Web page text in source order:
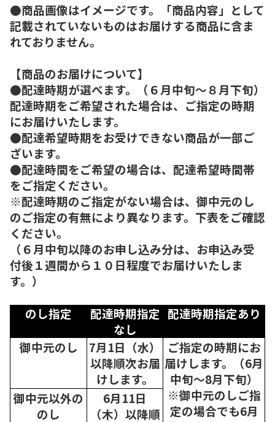
●商品画像はイメージです。「商品内容」として
記載されていないものはお届けする商品に含ま
れておりません。
【商品のお届けについて】
●配達時期が選べます。（６月中旬～８月下旬）
配達時期をご希望された場合は、ご指定の時期
にお届けいたします。
●配達希望時期をお受けできない商品が一部ご
ざいます。
●配達時間をご希望の場合は、配達希望時間帯
をご指定ください。
※配達時期のご指定がない場合は、御中元のし
のご指定の有無により異なります。下表をご確認
ください。
（６月中旬以降のお申し込み分は、お申込み受
付後１週間から１０日程度でお届けいたしま
す。）
のし指定
配達時期指定
なし
配達時期指定あり
御中元のし
7月1日（水）
以降順次お届
けします。
ご指定の時期にお
届けします。（6月
中旬～8月下旬）
※御中元のしご指
定の場合でも6月
御中元以外の
のし
6月11日
（木）以降順